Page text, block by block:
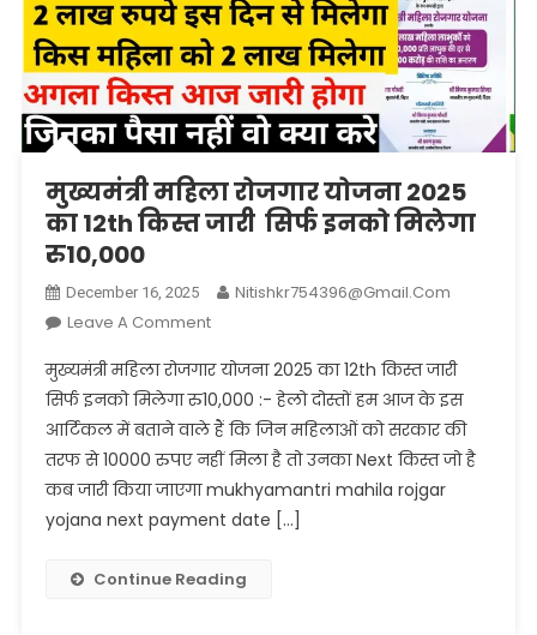
मुख्यमंत्री महिला रोजगार योजना 2025
का 12th किस्त जारी सिर्फ इनको मिलेगा
रु10,000
December 16, 2025
Nitishkr754396@gmail.com
Leave A CommentOn
महिला
रोजगार
योजना
2025
का
12th
जारी
मुख्यमंत्री महिला रोजगार योजना 2025 का 12th किस्त जारी
सिर्फ इनको मिलेगा रु10,000 :- हेलो दोस्तों हम आज के इस
आर्टिकल में बताने वाले हैं कि जिन महिलाओं को सरकार की
तरफ से 10000 रुपए नहीं मिला है तो उनका Next किस्त जो है
कब जारी किया जाएगा mukhyamantri mahila rojgar
yojana next payment date […]
Continue Reading